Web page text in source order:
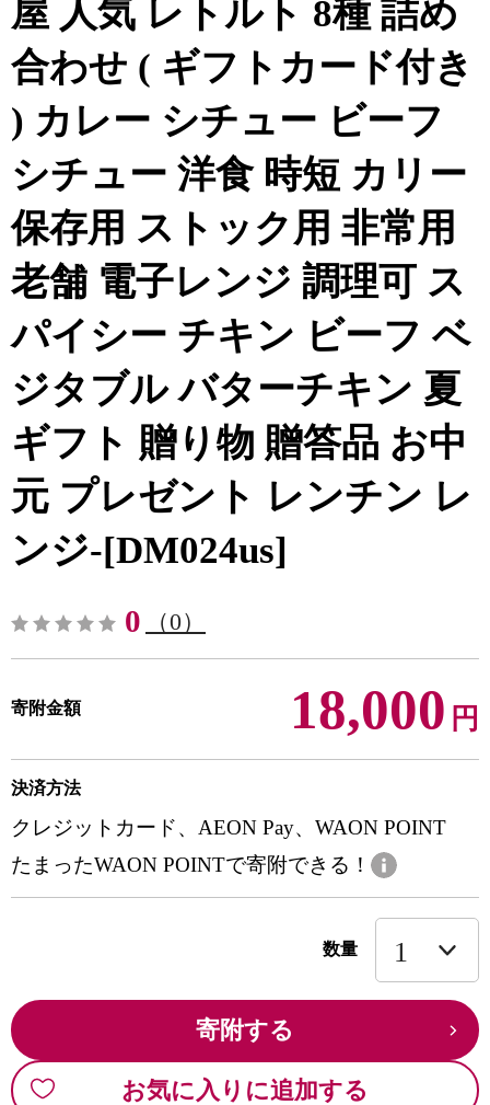
屋 人気 レトルト 8種 詰め
合わせ ( ギフトカード付き
) カレー シチュー ビーフ
シチュー 洋食 時短 カリー
保存用 ストック用 非常用
老舗 電子レンジ 調理可 ス
パイシー チキン ビーフ ベ
ジタブル バターチキン 夏
ギフト 贈り物 贈答品 お中
元 プレゼント レンチン レ
ンジ-[DM024us]
0 （0）
寄附金額 18,000 円
決済方法
クレジットカード、AEON Pay、WAON POINT
たまったWAON POINTで寄附できる！
数量
寄附する
お気に入りに追加する